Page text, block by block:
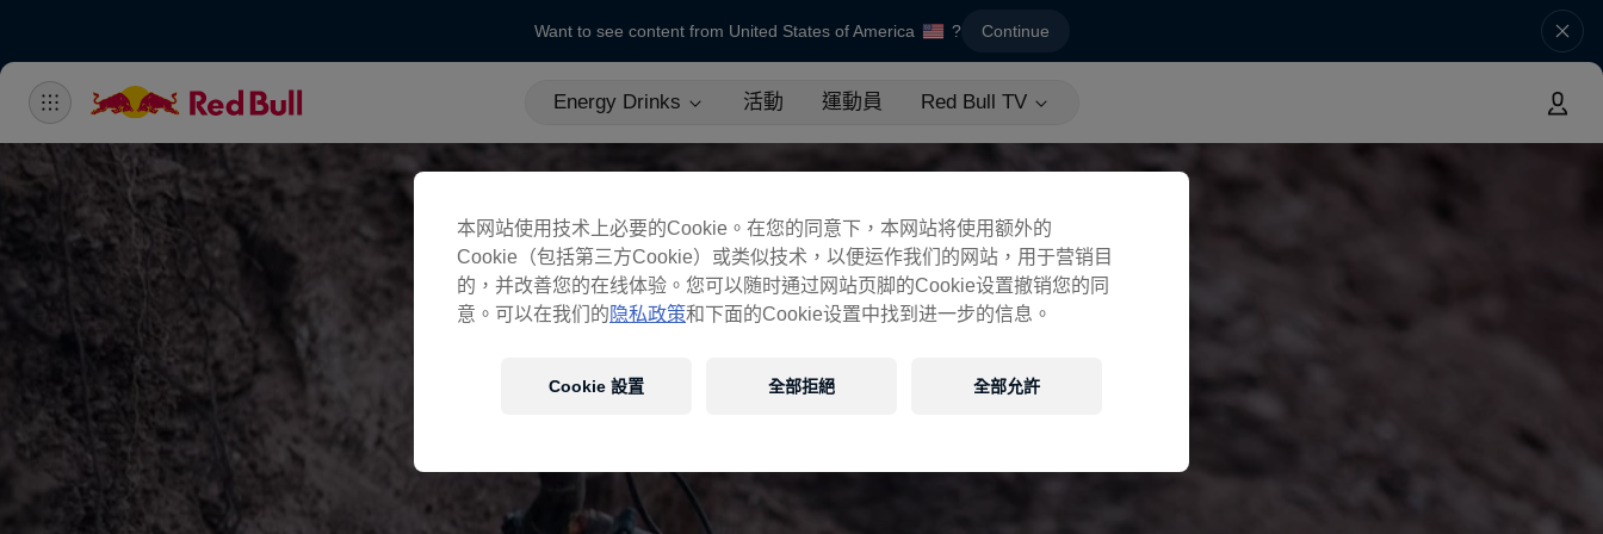
Want to see content from United States of America ? Continue
Energy Drinks 活動 運動員 Red Bull TV
本网站使用技术上必要的Cookie。在您的同意下，本网站将使用额外的
Cookie（包括第三方Cookie）或类似技术，以便运作我们的网站，用于营销目
的，并改善您的在线体验。您可以随时通过网站页脚的Cookie设置撤销您的同
意。可以在我们的 隐私政策和下面的Cookie设置中找到进一步的信息。
Cookie 設置 全部拒絕 全部允許